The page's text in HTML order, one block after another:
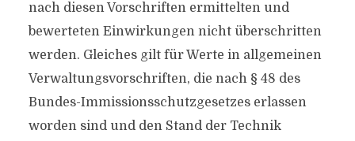
nach diesen Vorschriften ermittelten und
bewerteten Einwirkungen nicht überschritten
werden. Gleiches gilt für Werte in allgemeinen
Verwaltungsvorschriften, die nach § 48 des
Bundes-Immissionsschutzgesetzes erlassen
worden sind und den Stand der Technik